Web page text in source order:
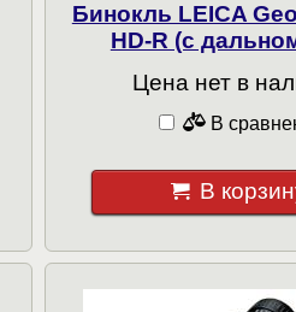
Бинокль LEICA
HD-R (с
Цена нет в
В
В